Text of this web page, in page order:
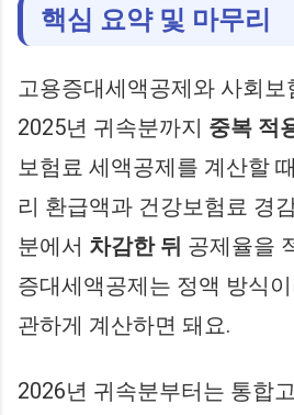
핵심 요약 및 마무리
고용증대세액공제와 사회
2025년 귀속분까지 중복 적
보험료 세액공제를 계산할
리 환급액과 건강보험료 경
분에서 차감한 뒤 공제율을
증대세액공제는 정액 방식
관하게 계산하면 돼요.
2026년 귀속분부터는 통합